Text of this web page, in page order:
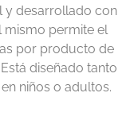
y desarrollado con
mismo permite el
por producto de
diseñado tanto
niños o adultos.